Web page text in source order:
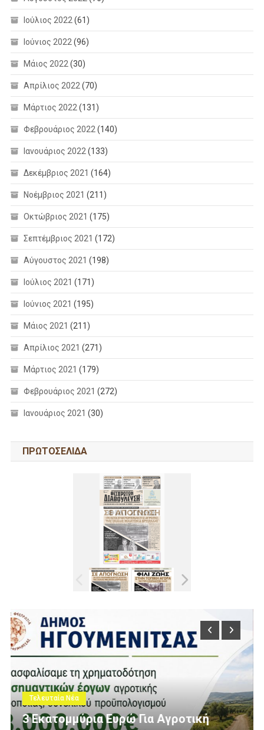
Ιούλιος 2022 (61)
Ιούνιος 2022 (96)
Μάιος 2022 (30)
Απρίλιος 2022 (70)
Μάρτιος 2022 (131)
Φεβρουάριος 2022 (140)
Ιανουάριος 2022 (133)
Δεκέμβριος 2021 (164)
Νοέμβριος 2021 (211)
Οκτώβριος 2021 (175)
Σεπτέμβριος 2021 (172)
Αύγουστος 2021 (198)
Ιούλιος 2021 (171)
Ιούνιος 2021 (195)
Μάιος 2021 (211)
Απρίλιος 2021 (271)
Μάρτιος 2021 (179)
Φεβρουάριος 2021 (272)
Ιανουάριος 2021 (30)
ΠΡΩΤΟΣΕΛΙΔΑ
Τελευταία Νέα
Πολίτες Θεσπρωτίας Ενάντια Στις
Ανεμογεννήτριες: Ποιον